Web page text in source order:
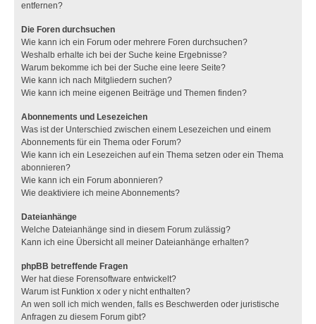
entfernen?
Die Foren durchsuchen
Wie kann ich ein Forum oder mehrere Foren durchsuchen?
Weshalb erhalte ich bei der Suche keine Ergebnisse?
Warum bekomme ich bei der Suche eine leere Seite?
Wie kann ich nach Mitgliedern suchen?
Wie kann ich meine eigenen Beiträge und Themen finden?
Abonnements und Lesezeichen
Was ist der Unterschied zwischen einem Lesezeichen und einem
Abonnements für ein Thema oder Forum?
Wie kann ich ein Lesezeichen auf ein Thema setzen oder ein Thema
abonnieren?
Wie kann ich ein Forum abonnieren?
Wie deaktiviere ich meine Abonnements?
Dateianhänge
Welche Dateianhänge sind in diesem Forum zulässig?
Kann ich eine Übersicht all meiner Dateianhänge erhalten?
phpBB betreffende Fragen
Wer hat diese Forensoftware entwickelt?
Warum ist Funktion x oder y nicht enthalten?
An wen soll ich mich wenden, falls es Beschwerden oder juristische
Anfragen zu diesem Forum gibt?